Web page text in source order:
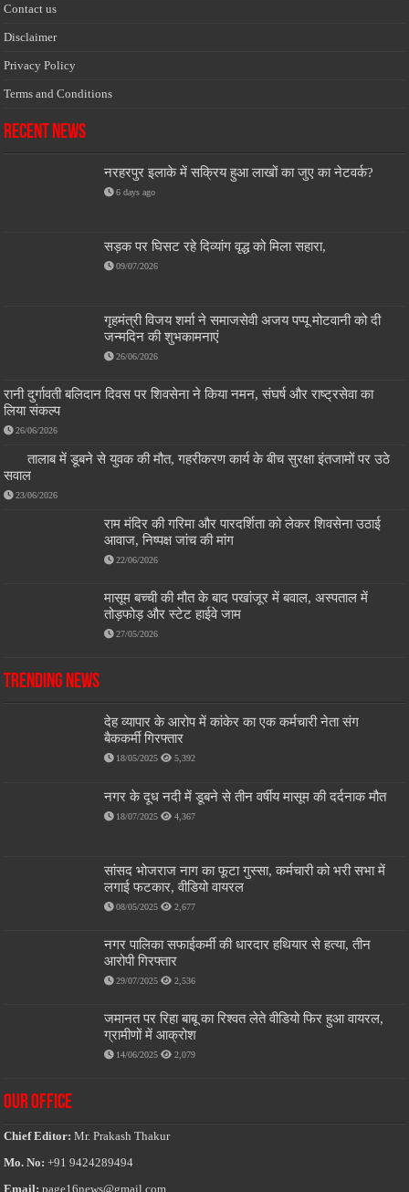
Contact us
Disclaimer
Privacy Policy
Terms and Conditions
Recent News
नरहरपुर इलाके में सक्रिय हुआ लाखों का जुए का नेटवर्क?
6 days ago
सड़क पर घिसट रहे दिव्यांग वृद्ध को मिला सहारा,
09/07/2026
गृहमंत्री विजय शर्मा ने समाजसेवी अजय पप्पू मोटवानी को दी
जन्मदिन की शुभकामनाएं
26/06/2026
रानी दुर्गावती बलिदान दिवस पर शिवसेना ने किया नमन, संघर्ष और राष्ट्रसेवा का
लिया संकल्प
26/06/2026
तालाब में डूबने से युवक की मौत, गहरीकरण कार्य के बीच सुरक्षा इंतजामों पर उठे
सवाल
23/06/2026
राम मंदिर की गरिमा और पारदर्शिता को लेकर शिवसेना उठाई
आवाज, निष्पक्ष जांच की मांग
22/06/2026
मासूम बच्ची की मौत के बाद पखांजूर में बवाल, अस्पताल में
तोड़फोड़ और स्टेट हाईवे जाम
27/05/2026
Trending News
देह व्यापार के आरोप में कांकेर का एक कर्मचारी नेता संग
बैककर्मी गिरफ्तार
18/05/2025 5,392
नगर के दूध नदी में डूबने से तीन वर्षीय मासूम की दर्दनाक मौत
18/07/2025 4,367
सांसद भोजराज नाग का फूटा गुस्सा, कर्मचारी को भरी सभा में
लगाई फटकार, वीडियो वायरल
08/05/2025 2,677
नगर पालिका सफाईकर्मी की धारदार हथियार से हत्या, तीन
आरोपी गिरफ्तार
29/07/2025 2,536
जमानत पर रिहा बाबू का रिश्वत लेते वीडियो फिर हुआ वायरल,
ग्रामीणों में आक्रोश
14/06/2025 2,079
OUR OFFICE
Chief Editor:Mr. Prakash Thakur
Mo. No: +91 9424289494
Email: page16news@gmail.com